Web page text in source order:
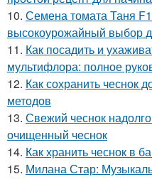
10. Семена томата Таня
высокоурожайный выбор
11. Как посадить и
мультифлора: полное
12. Как сохранить чеснок
методов
13. Свежий чеснок
очищенный чеснок
14. Как хранить чеснок в
15. Милана Стар: